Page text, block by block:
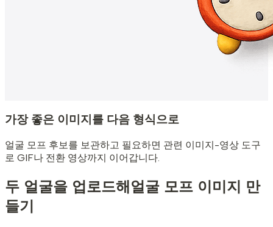
가장 좋은 이미지를 다음 형식으로
얼굴 모프 후보를 보관하고 필요하면 관련 이미지-영상 도구
로 GIF나 전환 영상까지 이어갑니다.
두 얼굴을 업로드해 얼굴 모프 이미지 만
들기